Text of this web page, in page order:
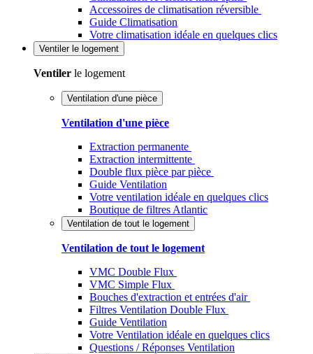
Accessoires de climatisation réversible
Guide Climatisation
Votre climatisation idéale en quelques clics
Ventiler le logement
Ventiler le logement
Ventilation d'une pièce
Ventilation d'une pièce
Extraction permanente
Extraction intermittente
Double flux pièce par pièce
Guide Ventilation
Votre ventilation idéale en quelques clics
Boutique de filtres Atlantic
Ventilation de tout le logement
Ventilation de tout le logement
VMC Double Flux
VMC Simple Flux
Bouches d'extraction et entrées d'air
Filtres Ventilation Double Flux
Guide Ventilation
Votre Ventilation idéale en quelques clics
Questions / Réponses Ventilation